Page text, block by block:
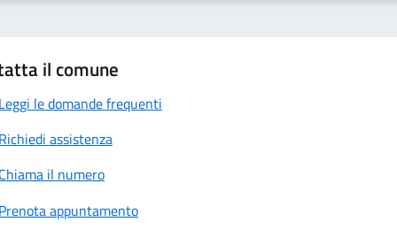
il comune
Leggi le domande frequenti
Richiedi assistenza
Chiama il numero
Prenota appuntamento